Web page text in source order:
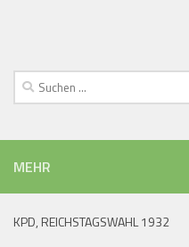
Suchen
nach:
MEHR
KPD, REICHSTAGSWAHL 1932